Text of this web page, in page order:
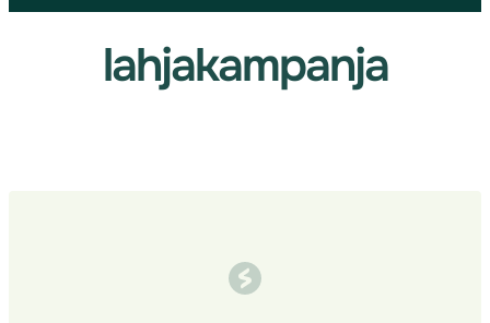
lahjakampanja